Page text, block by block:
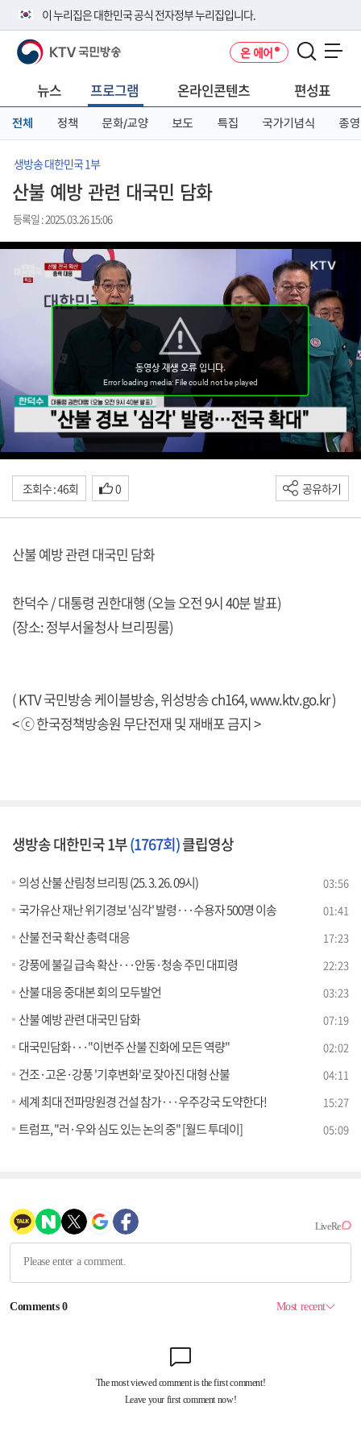
이 누리집은 대한민국 공식 전자정부 누리집입니다.
공식 누리집 주소 확인하기
니다.
이밖에 or.kr 또는 .kr등 다른 도메인 주소를 사용하고 있다면 아래 URL에
서 도메인 주소를 확인해 보세요
KTV 국민방송 온 에어
뉴스 프로그램 온라인콘텐츠 편성표
전체 정책 문화/교양 보도 특집 국가기념식 종영
생방송 대한민국 1부
산불 예방 관련 대국민 담화
등록일 : 2025.03.26 15:06
조회수 : 46회 0 공유하기
산불 예방 관련 대국민 담화
한덕수 / 대통령 권한대행 (오늘 오전 9시 40분 발표)
(장소: 정부서울청사 브리핑룸)
( KTV 국민방송 케이블방송, 위성방송 ch164,www.ktv.go.kr)
< ⓒ 한국정책방송원 무단전재 및 재배포 금지 >
생방송 대한민국 1부(1767회)클립영상
의성 산불 산림청 브리핑 (25. 3. 26. 09시) 03:56
국가유산 재난 위기경보 '심각' 발령···수용자 500명 이송 01:41
산불 전국 확산 총력 대응 17:23
강풍에 불길 급속 확산···안동·청송 주민 대피령 22:23
산불 대응 중대본 회의 모두발언 03:23
산불 예방 관련 대국민 담화 07:19
대국민담화···"이번주 산불 진화에 모든 역량" 02:02
건조·고온·강풍 '기후변화'로 잦아진 대형 산불 04:11
세계 최대 전파망원경 건설 참가···우주강국 도약한다! 15:27
트럼프, "러·우와 심도 있는 논의 중" [월드 투데이] 05:09